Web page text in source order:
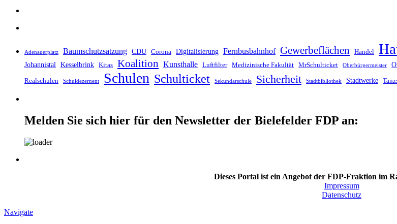
Adenauerplatz Baumschutzsatzung CDU Corona Digitalisierung Fernbusbahnhof Gewerbeflächen Handel
Johannistal Kesselbrink Kitas Koalition Kunsthalle Luftfilter Medizinische Fakultät MrSchulticket Oberbürgermeister
Realschulen Schuldezernent Schulen Schulticket Sekundarschule Sicherheit Stadtbibliothek Stadtwerke
Melden Sie sich hier für den Newsletter der Bielefelder FDP an:
Dieses Portal ist ein Angebot der FDP-Fraktion im
Impressum
Datenschutz
Navigate